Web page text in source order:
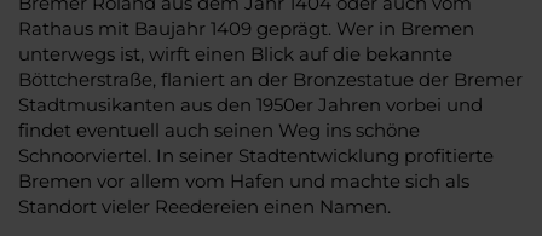
Rathaus mit Baujahr 1409 geprägt. Wer in Bremen
unterwegs ist, wirft einen Blick auf die bekannte
Böttcherstraße, flaniert an der Bronzestatue der Bremer
Stadtmusikanten aus den 1950er Jahren vorbei und
findet eventuell auch seinen Weg ins schöne
Schnoorviertel. In seiner Stadtentwicklung profitierte
Bremen vor allem vom Hafen und machte sich als
Standort vieler Reedereien einen Namen.